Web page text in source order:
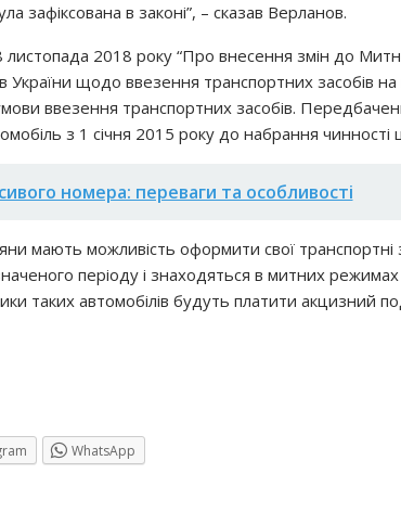
зафіксована в законі”, – сказав Верланов.
листопада 2018 року “Про внесення змін до
України щодо ввезення транспортних засобів
ввезення транспортних засобів.
з 1 січня 2015 року до набрання чинності
номера: переваги та особливості
мають можливість оформити свої транспортні
періоду і знаходяться в митних
таких автомобілів будуть платити акцизний
WhatsApp